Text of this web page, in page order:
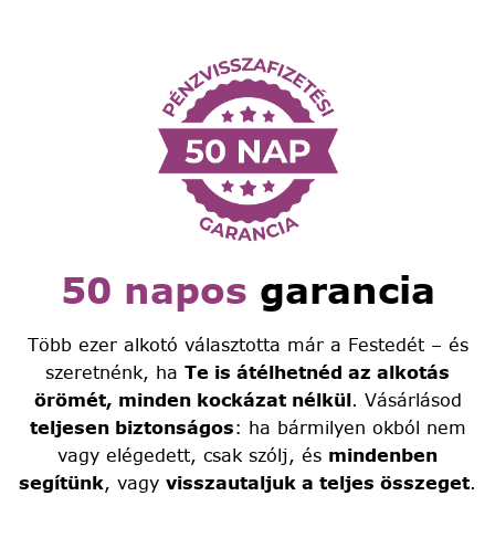
50 napos garancia
Több ezer alkotó választotta már a Festedét – és
szeretnénk, ha Te is átélhetnéd az alkotás
örömét, minden kockázat nélkül. Vásárlásod
teljesen biztonságos: ha bármilyen okból nem
vagy elégedett, csak szólj, és mindenben
segítünk, vagy visszautaljuk a teljes összeget.